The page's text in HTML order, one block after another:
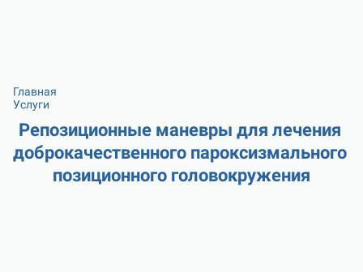
Главная
Услуги
Репозиционные маневры для лечения
доброкачественного пароксизмального
позиционного головокружения